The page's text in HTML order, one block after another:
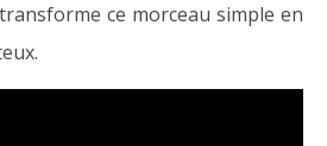
transforme ce morceau simple en